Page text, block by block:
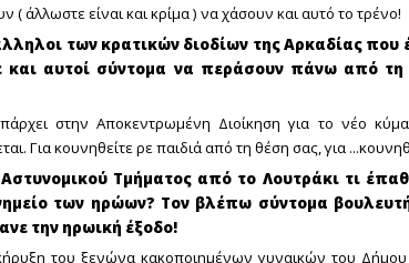
( άλλωστε είναι και κρίμα ) να χάσουν και αυτό το τρένο!
των κρατικών διοδίων της Αρκαδίας που
και αυτοί σύντομα να περάσουν πάνω από
στην Αποκεντρωμένη Διοίκηση για το νέο κύμα
Για κουνηθείτε ρε παιδιά από τη θέση σας, για
Τμήματος από το Λουτράκι τι
των ηρώων? Τον βλέπω σύντομα
την ηρωική έξοδο!
του ξενώνα κακοποιημένων γυναικών του Δήμου